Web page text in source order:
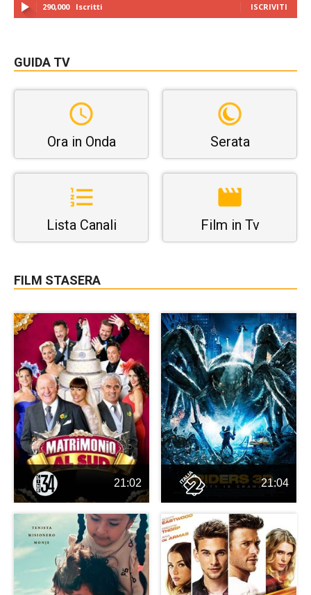
290,000 Iscritti ISCRIVITI
GUIDA TV
Ora in Onda Serata
Lista Canali Film in Tv
FILM STASERA
21:02 21:04